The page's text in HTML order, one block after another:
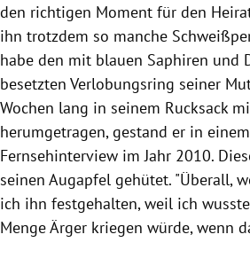
den richtigen Moment für den
ihn trotzdem so manche
habe den mit blauen Saphiren und
besetzten Verlobungsring seiner
Wochen lang in seinem Rucksack
herumgetragen, gestand er in einem
Fernsehinterview im Jahr 2010.
seinen Augapfel gehütet. "Überall,
ich ihn festgehalten, weil ich
Menge Ärger kriegen würde, wenn